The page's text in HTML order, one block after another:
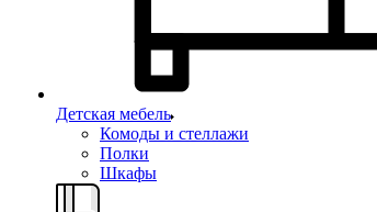
Детская мебель
Комоды и стеллажи
Полки
Шкафы